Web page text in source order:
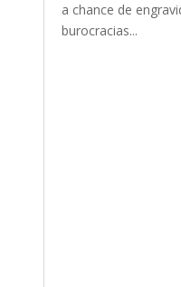
a chance de
burocracias...